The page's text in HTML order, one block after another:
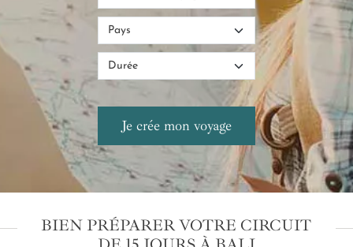
BIEN PRÉPARER VOTRE CIRCUIT